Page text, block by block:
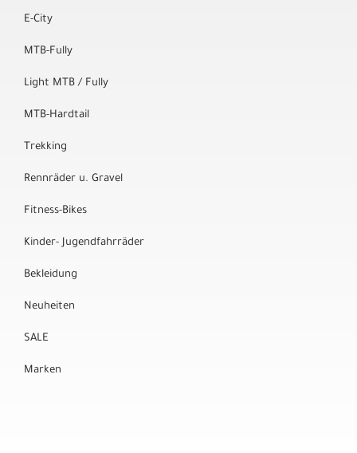
E-City
MTB-Fully
Light MTB / Fully
MTB-Hardtail
Trekking
Rennräder u. Gravel
Fitness-Bikes
Kinder- Jugendfahrräder
Bekleidung
Neuheiten
SALE
Marken